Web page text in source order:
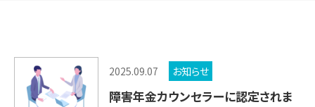
2025.09.07 お知らせ
障害年金カウンセラーに認定されま